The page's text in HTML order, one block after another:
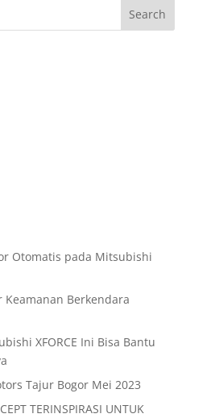
Otomatis pada Mitsubishi
Berkendara
XFORCE Ini Bisa Bantu
Tajur Bogor Mei 2023
TERINSPIRASI UNTUK